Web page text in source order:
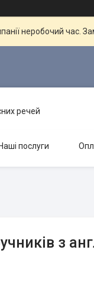
неробочий час.
речей
Наші послуги
з